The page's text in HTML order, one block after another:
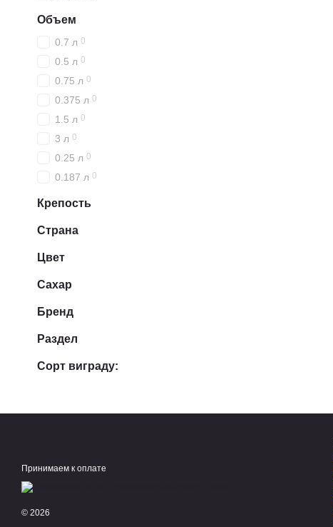
Объем
0.7 л 0
0.5 л 0
0.75 л 0
0.375 л 0
1.5 л 0
3 л 0
0.25 л 0
0.187 л 0
Крепость
Страна
Цвет
Сахар
Бренд
Раздел
Сорт виграду:
Принимаем к оплате
© 2026